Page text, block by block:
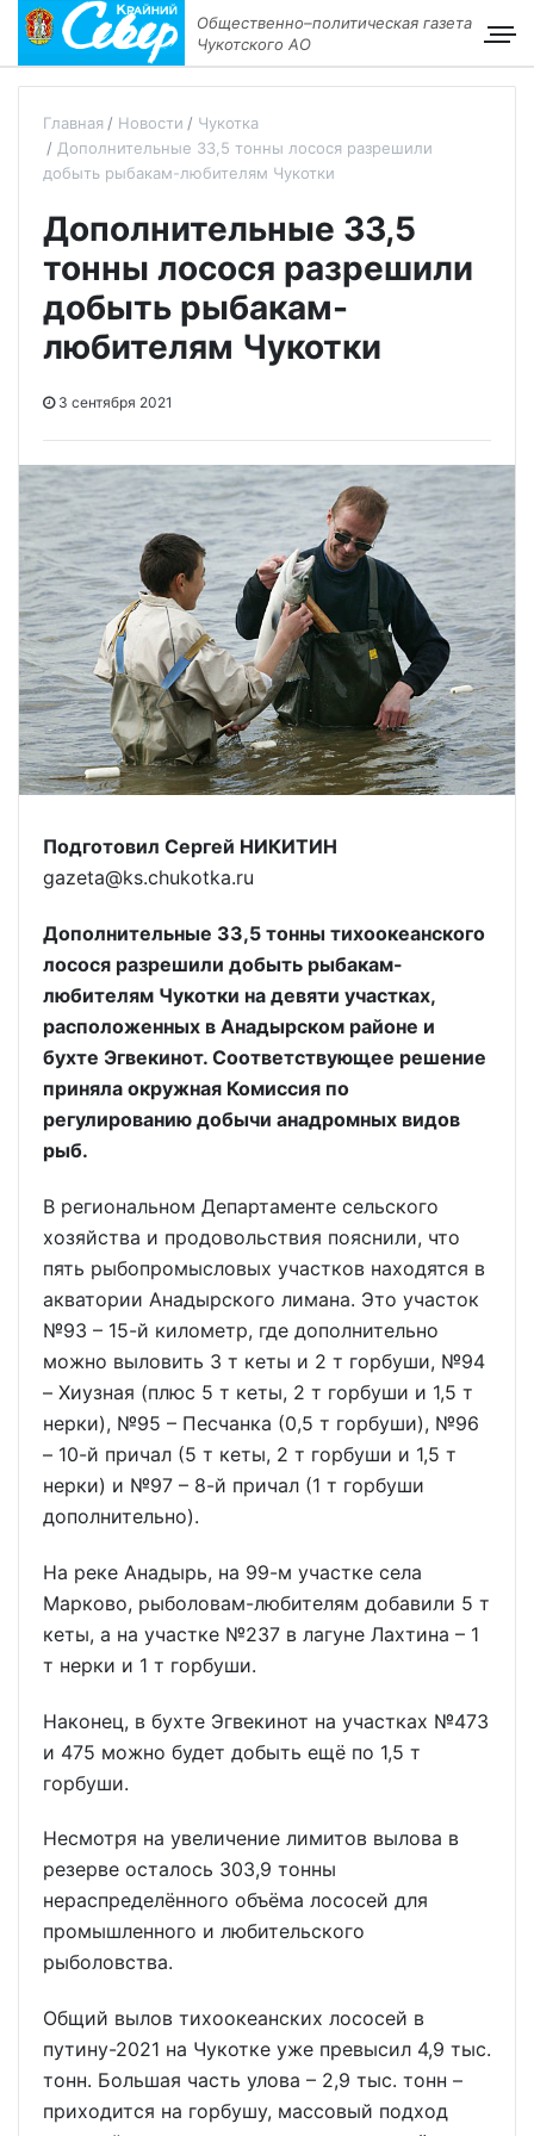
Общественно–политическая газета
Чукотского АО
Главная Новости
Чукотка
Дополнительные 33,5 тонны лосося разрешили
добыть рыбакам-любителям Чукотки
Дополнительные 33,5
тонны лосося разрешили
добыть рыбакам-
любителям Чукотки
3 сентября 2021
Подготовил Сергей НИКИТИН
gazeta@ks.chukotka.ru
Дополнительные 33,5 тонны тихоокеанского
лосося разрешили добыть рыбакам-
любителям Чукотки на девяти участках,
расположенных в Анадырском районе и
бухте Эгвекинот. Соответствующее решение
приняла окружная Комиссия по
регулированию добычи анадромных видов
рыб.
В региональном Департаменте сельского
хозяйства и продовольствия пояснили, что
пять рыбопромысловых участков находятся в
акватории Анадырского лимана. Это участок
№93 – 15-й километр, где дополнительно
можно выловить 3 т кеты и 2 т горбуши, №94
– Хиузная (плюс 5 т кеты, 2 т горбуши и 1,5 т
нерки), №95 – Песчанка (0,5 т горбуши), №96
– 10-й причал (5 т кеты, 2 т горбуши и 1,5 т
нерки) и №97 – 8-й причал (1 т горбуши
дополнительно).
На реке Анадырь, на 99-м участке села
Марково, рыболовам-любителям добавили 5 т
кеты, а на участке №237 в лагуне Лахтина – 1
т нерки и 1 т горбуши.
Наконец, в бухте Эгвекинот на участках №473
и 475 можно будет добыть ещё по 1,5 т
горбуши.
Несмотря на увеличение лимитов вылова в
резерве осталось 303,9 тонны
нераспределённого объёма лососей для
промышленного и любительского
рыболовства.
Общий вылов тихоокеанских лососей в
путину-2021 на Чукотке уже превысил 4,9 тыс.
тонн. Большая часть улова – 2,9 тыс. тонн –
приходится на горбушу, массовый подход